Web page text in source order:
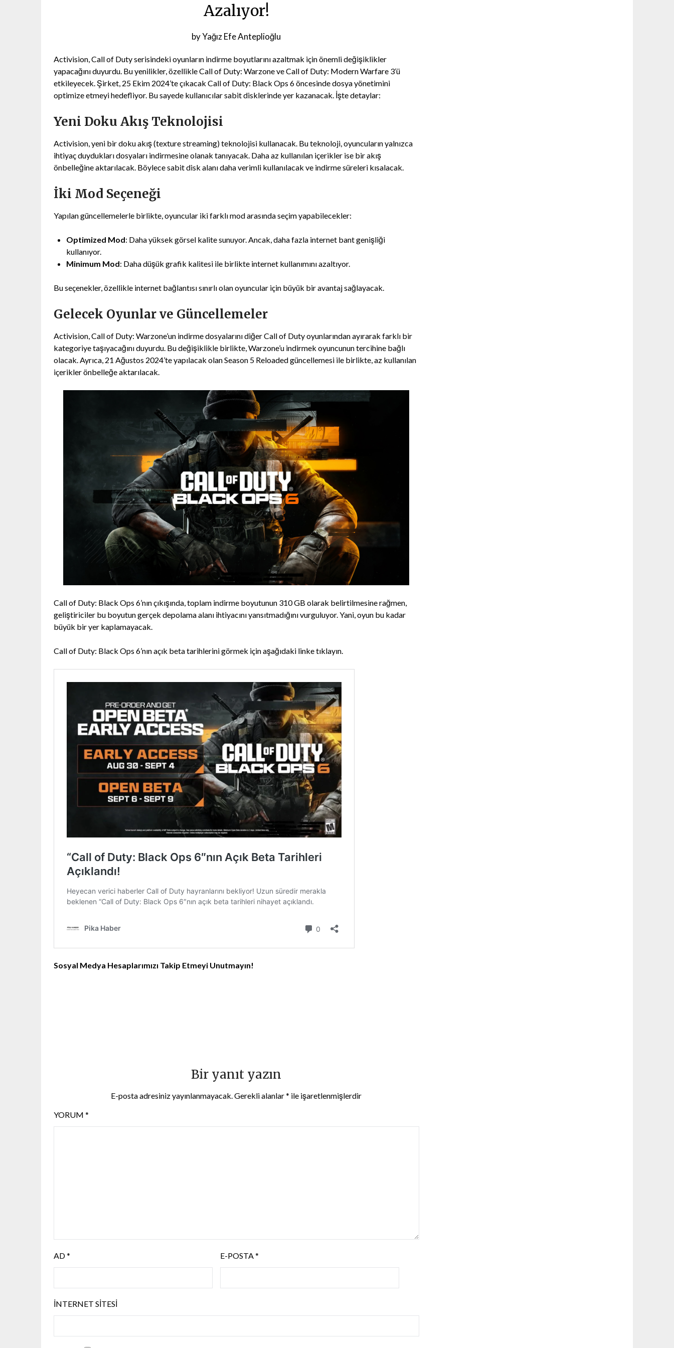
Azalıyor!
Posted
18
Ağustos
2024
byYağız Efe Anteplioğlu
Activision, Call of Duty serisindeki oyunların indirme boyutlarını azaltmak için önemli değişiklikler
yapacağını duyurdu. Bu yenilikler, özellikle Call of Duty: Warzone ve Call of Duty: Modern Warfare 3’ü
etkileyecek. Şirket, 25 Ekim 2024’te çıkacak Call of Duty: Black Ops 6 öncesinde dosya yönetimini
optimize etmeyi hedefliyor. Bu sayede kullanıcılar sabit disklerinde yer kazanacak. İşte detaylar:
Yeni Doku Akış Teknolojisi
Activision, yeni bir doku akış (texture streaming) teknolojisi kullanacak. Bu teknoloji, oyuncuların yalnızca
ihtiyaç duydukları dosyaları indirmesine olanak tanıyacak. Daha az kullanılan içerikler ise bir akış
önbelleğine aktarılacak. Böylece sabit disk alanı daha verimli kullanılacak ve indirme süreleri kısalacak.
İki Mod Seçeneği
Yapılan güncellemelerle birlikte, oyuncular iki farklı mod arasında seçim yapabilecekler:
Optimized Mod: Daha yüksek görsel kalite sunuyor. Ancak, daha fazla internet bant genişliği
kullanıyor.
Minimum Mod: Daha düşük grafik kalitesi ile birlikte internet kullanımını azaltıyor.
Bu seçenekler, özellikle internet bağlantısı sınırlı olan oyuncular için büyük bir avantaj sağlayacak.
Gelecek Oyunlar ve Güncellemeler
Activision, Call of Duty: Warzone’un indirme dosyalarını diğer Call of Duty oyunlarından ayırarak farklı bir
kategoriye taşıyacağını duyurdu. Bu değişiklikle birlikte, Warzone’u indirmek oyuncunun tercihine bağlı
olacak. Ayrıca, 21 Ağustos 2024’te yapılacak olan Season 5 Reloaded güncellemesi ile birlikte, az kullanılan
içerikler önbelleğe aktarılacak.
Call of Duty: Black Ops 6’nın çıkışında, toplam indirme boyutunun 310 GB olarak belirtilmesine rağmen,
geliştiriciler bu boyutun gerçek depolama alanı ihtiyacını yansıtmadığını vurguluyor. Yani, oyun bu kadar
büyük bir yer kaplamayacak.
Call of Duty: Black Ops 6’nın açık beta tarihlerini görmek için aşağıdaki linke tıklayın.
Sosyal Medya Hesaplarımızı Takip Etmeyi Unutmayın!
Bir yanıt yazın
E-posta adresiniz yayınlanmayacak.Gerekli alanlar* ile işaretlenmişlerdir
YORUM *
AD* E-POSTA*
İNTERNET SITESI